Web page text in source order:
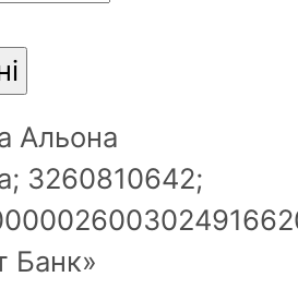
Альона
3260810642;
Банк»